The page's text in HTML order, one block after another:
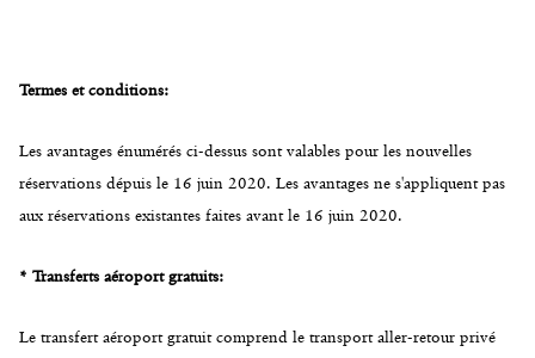
Termes et conditions:
Les avantages énumérés ci-dessus sont valables pour les nouvelles
réservations dépuis le 16 juin 2020. Les avantages ne s'appliquent pas
aux réservations existantes faites avant le 16 juin 2020.
* Transferts aéroport gratuits:
Le transfert aéroport gratuit comprend le transport aller-retour privé